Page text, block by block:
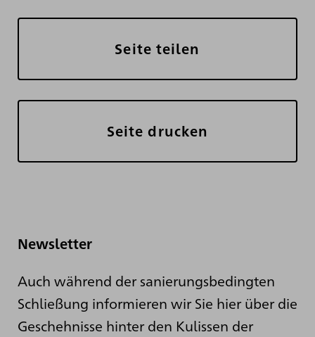
Seite teilen
Seite drucken
Newsletter
Auch während der sanierungsbedingten
Schließung informieren wir Sie hier über die
Geschehnisse hinter den Kulissen der